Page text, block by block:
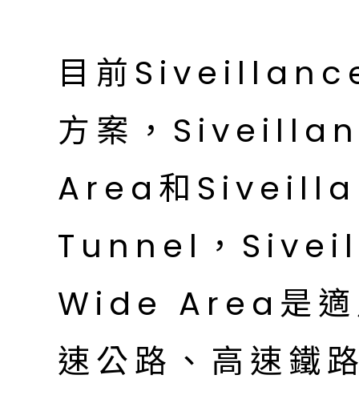
目前
方案，
Area和
Tunnel，
Wide Area是適
速公路、高速鐵